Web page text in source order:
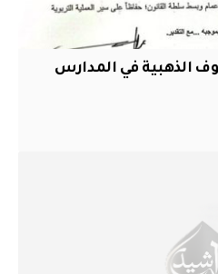
الذهبية في المدارس